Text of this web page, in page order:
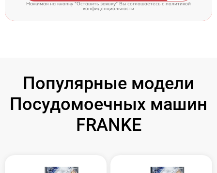
Нажимая на кнопку "Оставить заявку" Вы соглашаетесь c политикой
конфиденциальности
Популярные модели
Посудомоечных машин
FRANKE